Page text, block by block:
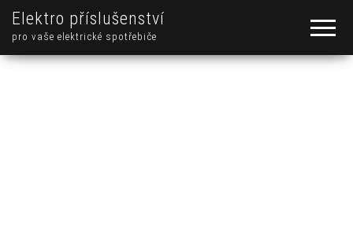
Elektro příslušenství
pro vaše elektrické spotřebiče